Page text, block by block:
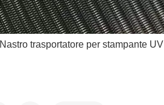
Nastro trasportatore per stampante UV